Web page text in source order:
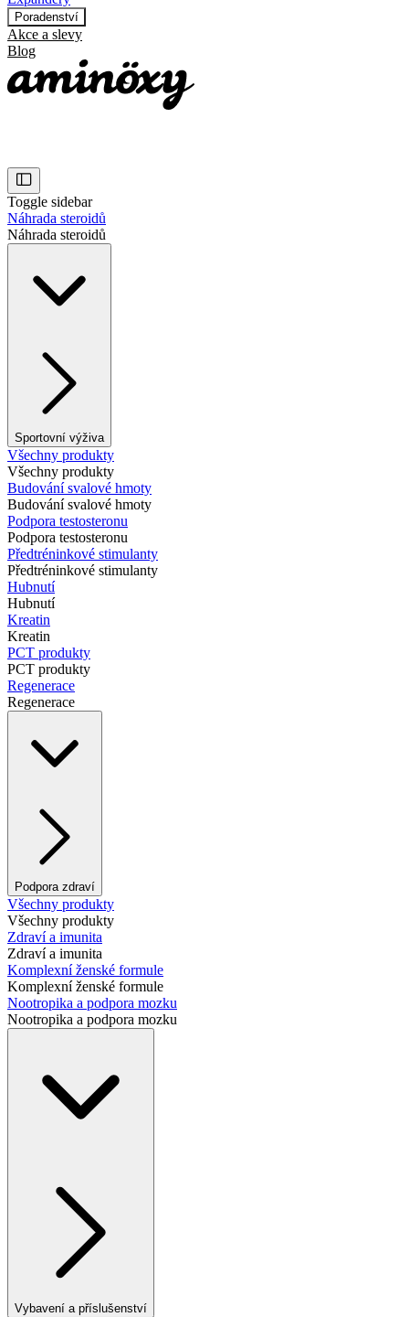
Poradenství
Akce a slevy
Blog
Toggle sidebar
Náhrada steroidů
Náhrada steroidů
Sportovní výživa
Všechny produkty
Všechny produkty
Budování svalové hmoty
Budování svalové hmoty
Podpora testosteronu
Podpora testosteronu
Předtréninkové stimulanty
Předtréninkové stimulanty
Hubnutí
Hubnutí
Kreatin
Kreatin
PCT produkty
PCT produkty
Regenerace
Regenerace
Podpora zdraví
Všechny produkty
Všechny produkty
Zdraví a imunita
Zdraví a imunita
Komplexní ženské formule
Komplexní ženské formule
Nootropika a podpora mozku
Nootropika a podpora mozku
Vybavení a příslušenství